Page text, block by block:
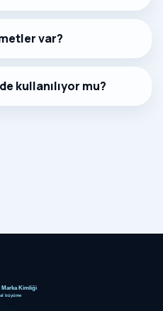
var?
kullanılıyor mu?